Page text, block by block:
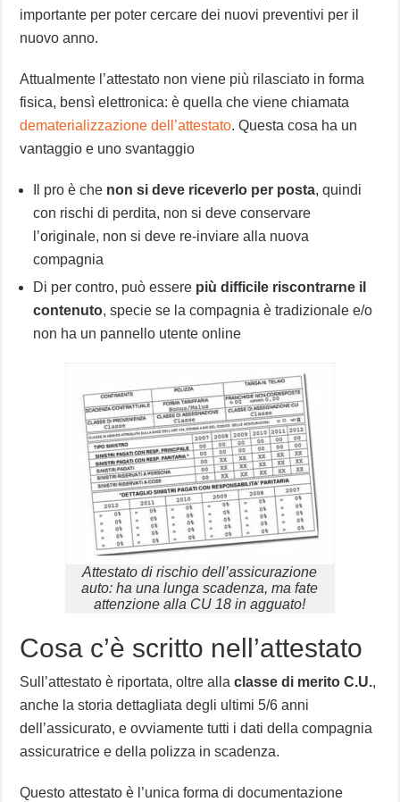
importante per poter cercare dei nuovi preventivi per il
nuovo anno.
Attualmente l’attestato non viene più rilasciato in forma
fisica, bensì elettronica: è quella che viene chiamata
dematerializzazione dell’attestato. Questa cosa ha un
vantaggio e uno svantaggio
Il pro è che non si deve riceverlo per posta, quindi
con rischi di perdita, non si deve conservare
l’originale, non si deve re-inviare alla nuova
compagnia
Di per contro, può essere più difficile riscontrarne il
contenuto, specie se la compagnia è tradizionale e/o
non ha un pannello utente online
Attestato di rischio dell’assicurazione
auto: ha una lunga scadenza, ma fate
attenzione alla CU 18 in agguato!
Cosa c’è scritto nell’attestato
Sull’attestato è riportata, oltre allaclasse di merito C.U.,
anche la storia dettagliata degli ultimi 5/6 anni
dell’assicurato, e ovviamente tutti i dati della compagnia
assicuratrice e della polizza in scadenza.
Questo attestato è l’unica forma di documentazione